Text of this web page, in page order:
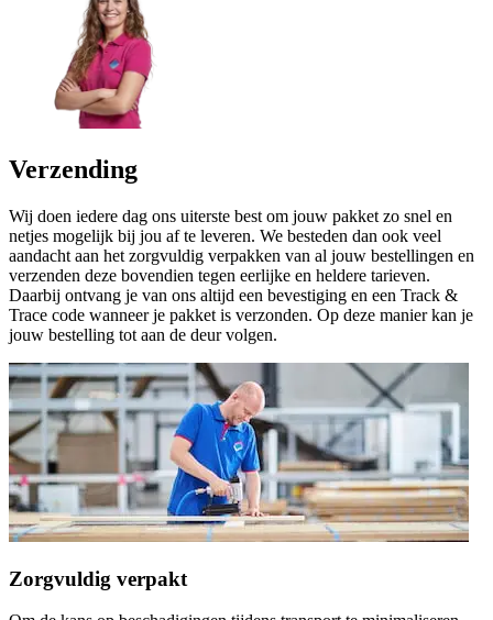
Verzending
Wij doen iedere dag ons uiterste best om jouw pakket zo snel en
netjes mogelijk bij jou af te leveren. We besteden dan ook veel
aandacht aan het zorgvuldig verpakken van al jouw bestellingen en
verzenden deze bovendien tegen eerlijke en heldere tarieven.
Daarbij ontvang je van ons altijd een bevestiging en een Track &
Trace code wanneer je pakket is verzonden. Op deze manier kan je
jouw bestelling tot aan de deur volgen.
Zorgvuldig verpakt